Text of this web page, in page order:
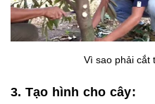
Vì sao phải cắt
3. Tạo hình cho cây: